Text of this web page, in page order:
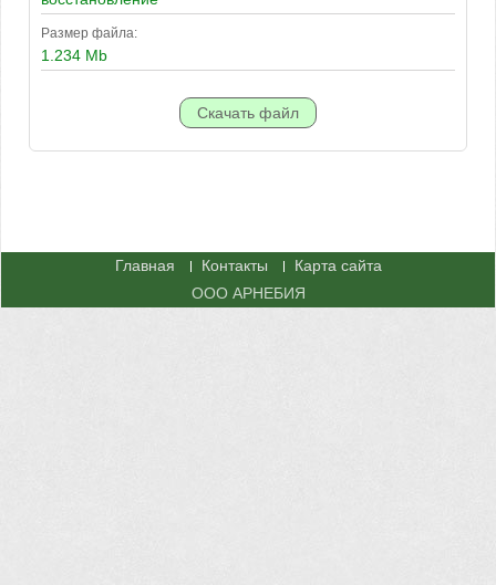
Размер файла:
1.234 Mb
Главная Контакты
Карта сайта
ООО АРНЕБИЯ